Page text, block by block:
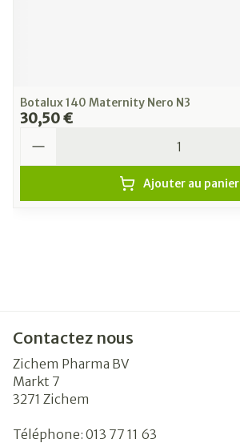
Botalux 140 Maternity Nero N3
30,50 €
Ajouter au panier
Contactez nous
Zichem Pharma BV
Markt 7
3271 Zichem
Téléphone: 013 77 11 63